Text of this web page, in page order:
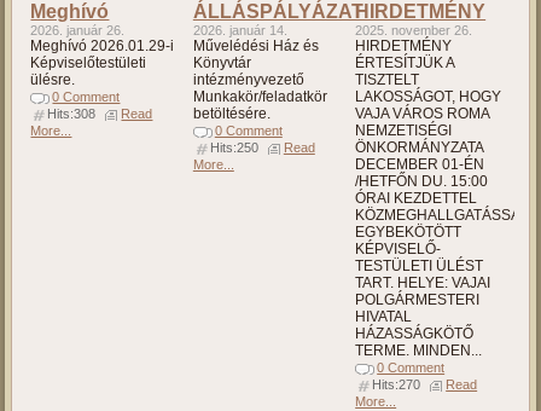
Meghívó
2026. január 26.
Meghívó 2026.01.29-i
Képviselőtestületi
ülésre.
0 Comment
Hits:308
Read
More...
ÁLLÁSPÁLYÁZAT
2026. január 14.
Művelédési Ház és
Könyvtár
intézményvezető
Munkakör/feladatkör
betöltésére.
0 Comment
Hits:250
Read
More...
HIRDETMÉNY
2025. november 26.
HIRDETMÉNY
ÉRTESÍTJÜK A
TISZTELT
LAKOSSÁGOT, HOGY
VAJA VÁROS ROMA
NEMZETISÉGI
ÖNKORMÁNYZATA
DECEMBER 01-ÉN
/HETFŐN DU. 15:00
ÓRAI KEZDETTEL
KÖZMEGHALLGATÁSSAL
EGYBEKÖTÖTT
KÉPVISELŐ-
TESTÜLETI ÜLÉST
TART. HELYE: VAJAI
POLGÁRMESTERI
HIVATAL
HÁZASSÁGKÖTŐ
TERME. MINDEN...
0 Comment
Hits:270
Read
More...